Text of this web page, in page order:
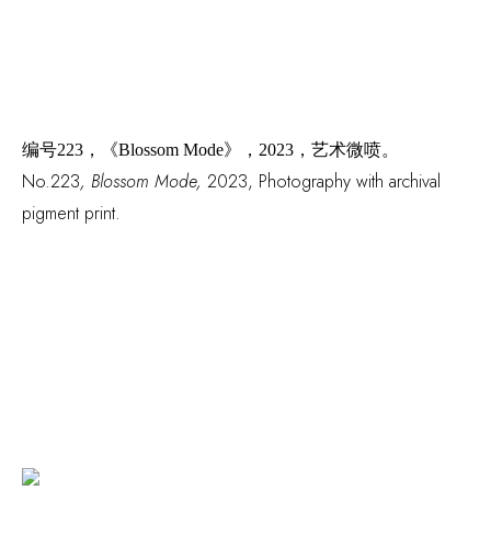
编号223， 《Blossom Mode》 ， 2023，艺术微喷。
No.223, Blossom Mode, 2023, Photography with archival
pigment print.